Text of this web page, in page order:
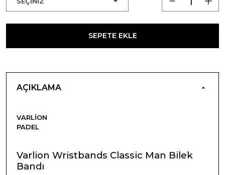
SEPETE EKLE
AÇIKLAMA
VARLION
PADEL
Varlion Wristbands Classic Man Bilek
Bandı